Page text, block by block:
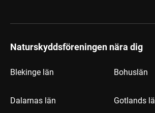
Naturskyddsföreningen nära dig
Blekinge län Bohuslän
Dalarnas län Gotlands